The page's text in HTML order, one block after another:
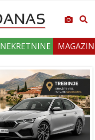
NEKRETNINE